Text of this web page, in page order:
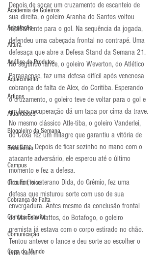
Academia de Goleiros
Adaptação
Altura
Análise de Produtos
Aquecimento
Artigos
Atualidades
Blogoleiro da Semana
Brasileirão
Campus
Circuito Físico
Cobrança de Falta
Compra Exterior
Comunicação
Copa do Mundo
Depois de socar um cruzamento de escanteio de
sua direita, o goleiro Aranha do Santos voltou
rapidamente para o gol. Na sequência da jogada,
defendeu uma cabeçada frontal no contrapé. Uma
defesaça que abre a Defesa Stand da Semana 21.
No segundo lance, o goleiro Weverton, do Atlético
Paranaense, faz uma defesa difícil após venenosa
cobrança de falta de Alex, do Coritiba. Esperando
o cruzamento, o goleiro teve de voltar para o gol e
em boa recuperação dá um tapa por cima da trave.
No mesmo clássico Atle-tiba, o goleiro Vanderlei,
do Coxa fez um milagre que garantiu a vitória de
seu time. Depois de ficar sozinho no mano com o
atacante adversário, ele esperou até o último
momento e fez a defesa.
Por fim, o veterano Dida, do Grêmio, fez uma
defesa que misturou sorte com uso de sua
envergadura. Antes mesmo da conclusão frontal
de Marcelo Mattos, do Botafogo, o goleiro
gremista já estava com o corpo estirado no chão.
Tentou antever o lance e deu sorte ao escolher o
lado certo.